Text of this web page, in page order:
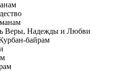
Веры, Надежды и Любви
байрам